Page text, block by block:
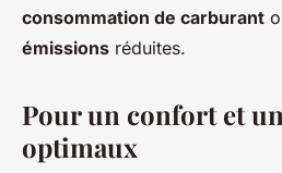
consommation de carburant
émissions réduites.
Pour un confort et
optimaux